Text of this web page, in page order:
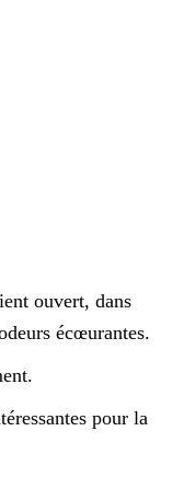
ouvert, dans
écœurantes.
pour la